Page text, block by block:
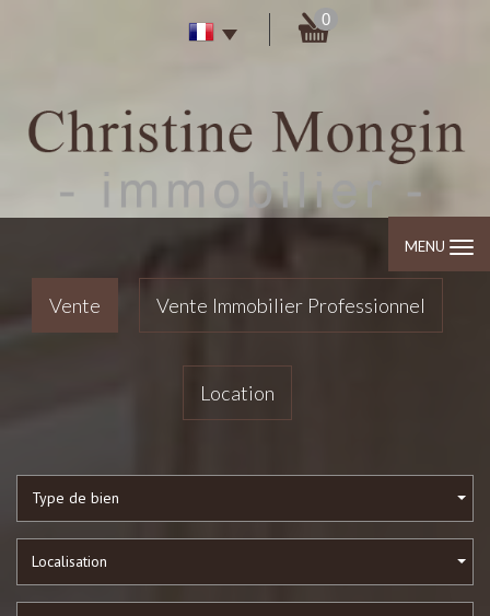
0
MENU
Vente Vente Immobilier Professionnel
Location
Type de bien
Localisation